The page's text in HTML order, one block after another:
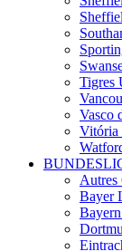
Tigres
Vasco
Vitória
Autres
Bayer